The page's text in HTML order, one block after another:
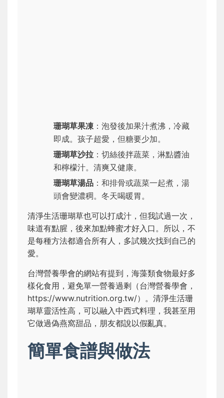
珊瑚草果凍：泡發後加果汁煮沸，冷藏
即成。孩子超愛，但糖要少加。
珊瑚草沙拉 ：切絲後拌蔬菜，淋點醬油
和檸檬汁。清爽又健康。
珊瑚草湯品 ：和排骨或蔬菜一起煮，湯
頭會變濃稠。冬天喝暖胃。
清淨生活珊瑚草也可以打成汁，但我試過一次，
味道有點腥，後來加點蜂蜜才好入口。所以，不
是每種方法都適合所有人，多試幾次找到自己的
愛。
台灣營養學會的網站有提到，海藻類食物最好多
樣化食用，避免單一營養過剩（台灣營養學會，
https://www.nutrition.org.tw/）。清淨生活珊
瑚草靈活性高，可以融入中西式料理，我甚至用
它做過偽燕窩甜品，朋友都說以假亂真。
簡單食譜與做法